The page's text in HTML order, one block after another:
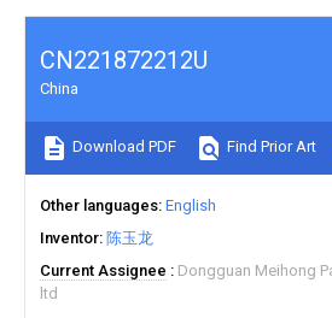
CN221872212U
China
Download PDF Find Prior Art
Other languages English
Inventor 陈玉龙
Current Assignee
Dongguan Meihong
ltd